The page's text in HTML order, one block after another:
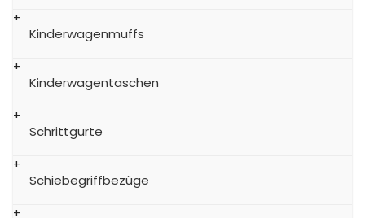
Kinderwagenmuffs
Kinderwagentaschen
Schrittgurte
Schiebegriffbezüge